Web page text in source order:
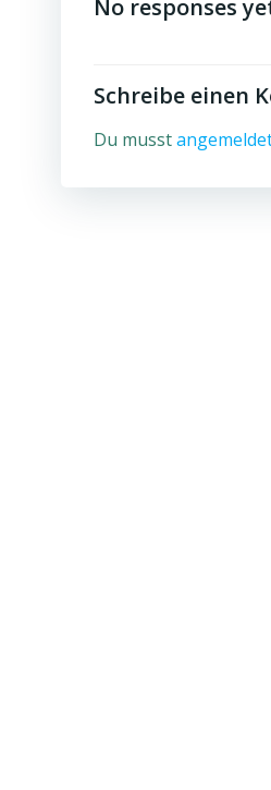
No responses
Schreibe einen
Du musst